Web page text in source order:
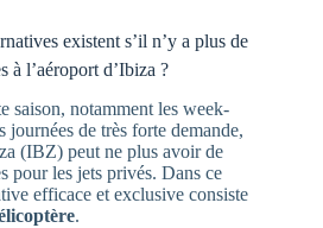
existent s’il n’y a plus de
à l’aéroport d’Ibiza ?
saison, notamment les week-
journées de très forte demande,
(IBZ) peut ne plus avoir de
pour les jets privés. Dans ce
efficace et exclusive consiste
.